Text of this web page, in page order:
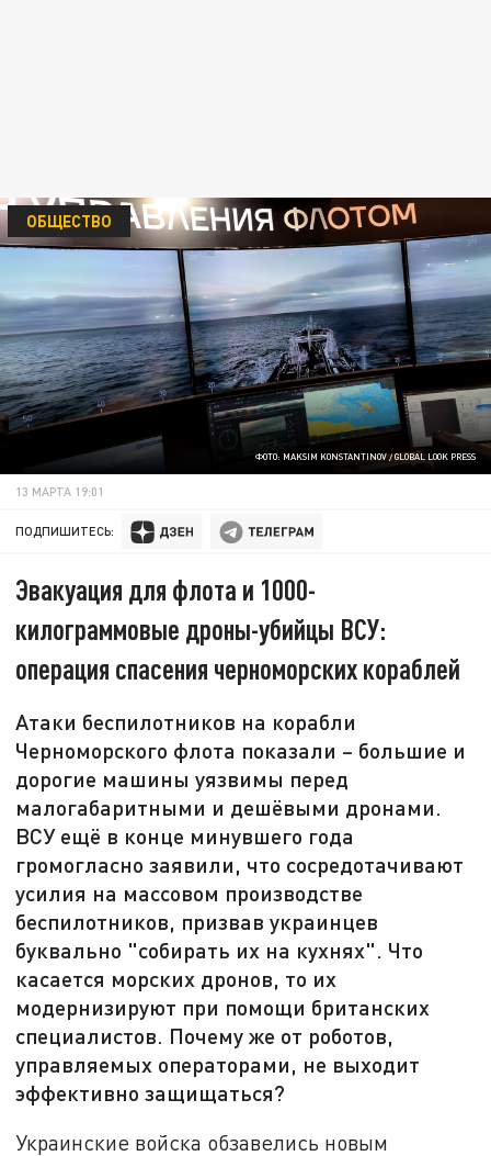
ФОТО: MAKSIM KONSTANTINOV / GLOBAL LOOK PRESS
ОБЩЕСТВО
13 МАРТА 19:01
ПОДПИШИТЕСЬ:
Эвакуация для флота и 1000-
килограммовые дроны-убийцы ВСУ:
операция спасения черноморских кораблей
Атаки беспилотников на корабли
Черноморского флота показали – большие и
дорогие машины уязвимы перед
малогабаритными и дешёвыми дронами.
ВСУ ещё в конце минувшего года
громогласно заявили, что сосредотачивают
усилия на массовом производстве
беспилотников, призвав украинцев
буквально "собирать их на кухнях". Что
касается морских дронов, то их
модернизируют при помощи британских
специалистов. Почему же от роботов,
управляемых операторами, не выходит
эффективно защищаться?
Украинские войска обзавелись новым